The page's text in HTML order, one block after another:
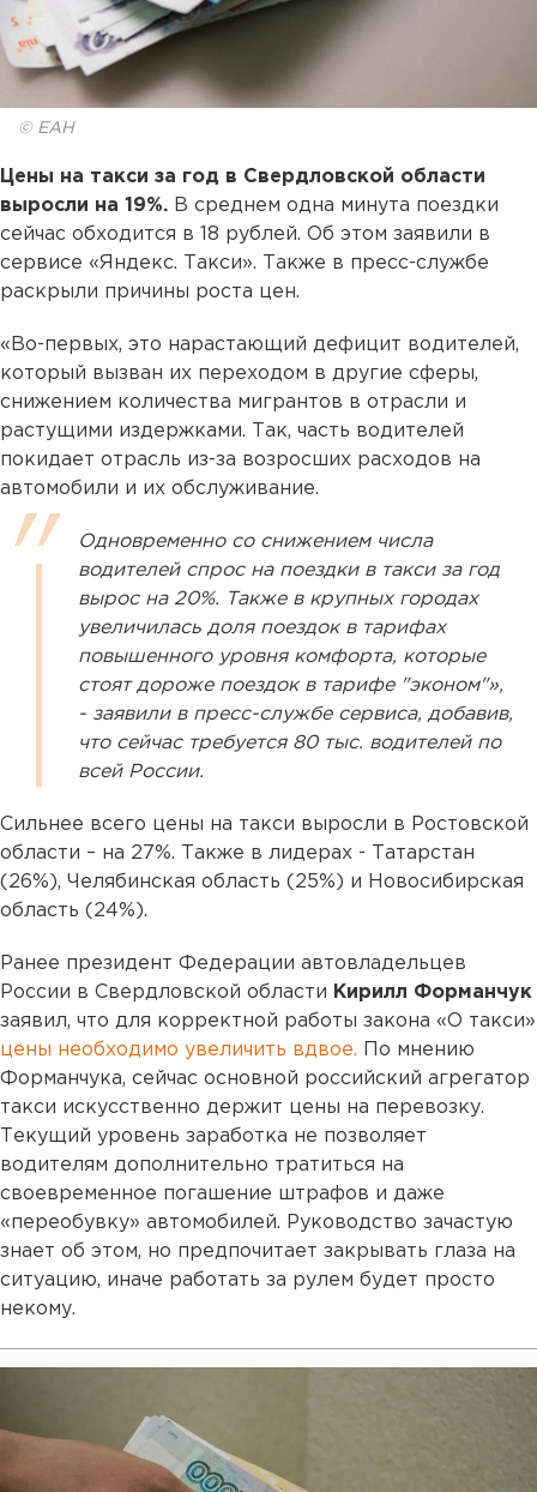
© ЕАН
Цены на такси за год в Свердловской области
выросли на 19%. В среднем одна минута поездки
сейчас обходится в 18 рублей. Об этом заявили в
сервисе «Яндекс. Такси». Также в пресс-службе
раскрыли причины роста цен.
«Во-первых, это нарастающий дефицит водителей,
который вызван их переходом в другие сферы,
снижением количества мигрантов в отрасли и
растущими издержками. Так, часть водителей
покидает отрасль из-за возросших расходов на
автомобили и их обслуживание.
Одновременно со снижением числа
водителей спрос на поездки в такси за год
вырос на 20%. Также в крупных городах
увеличилась доля поездок в тарифах
повышенного уровня комфорта, которые
стоят дороже поездок в тарифе "эконом"»,
- заявили в пресс-службе сервиса, добавив,
что сейчас требуется 80 тыс. водителей по
всей России.
Сильнее всего цены на такси выросли в Ростовской
области – на 27%. Также в лидерах - Татарстан
(26%), Челябинская область (25%) и Новосибирская
область (24%).
Ранее президент Федерации автовладельцев
России в Свердловской области Кирилл Форманчук
заявил, что для корректной работы закона «О такси»
цены необходимо увеличить вдвое. По мнению
Форманчука, сейчас основной российский агрегатор
такси искусственно держит цены на перевозку.
Текущий уровень заработка не позволяет
водителям дополнительно тратиться на
своевременное погашение штрафов и даже
«переобувку» автомобилей. Руководство зачастую
знает об этом, но предпочитает закрывать глаза на
ситуацию, иначе работать за рулем будет просто
некому.